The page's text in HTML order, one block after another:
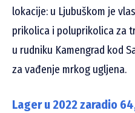
lokacije: u Ljubuškom je
prikolica i poluprikolica za
u rudniku Kamengrad kod
za vađenje mrkog ugljena.
Lager u 2022 zaradio